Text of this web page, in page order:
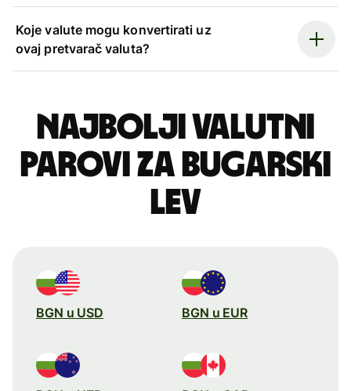
Koje valute mogu konvertirati uz
ovaj pretvarač valuta?
Najbolji valutni
parovi za bugarski
lev
BGN u USD BGN u EUR